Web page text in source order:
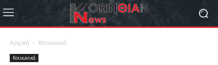
Αρχική Κοινωνικά
Κοινωνικά